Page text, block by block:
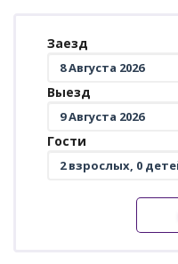
Заезд
Выезд
Гости